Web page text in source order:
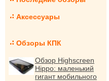
Аксессуары
Обзоры КПК
Обзор Highscreen
Hippo: маленький
гигант мобильного